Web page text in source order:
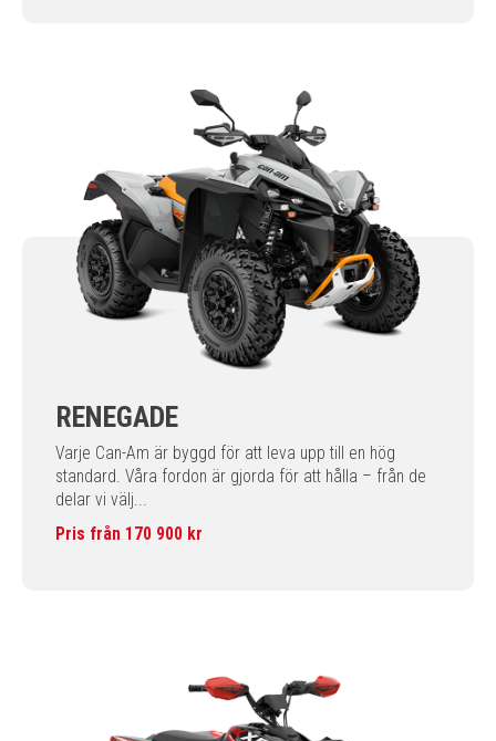
RENEGADE
Varje Can-Am är byggd för att leva upp till en hög
standard. Våra fordon är gjorda för att hålla – från de
delar vi välj...
Pris från 170 900 kr